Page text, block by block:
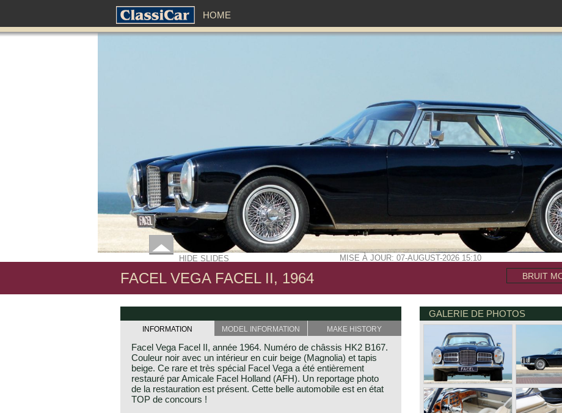
HOME
HIDE SLIDES MISE À JOUR: 07-AUGUST-2026 15:10
FACEL VEGA FACEL II, 1964 BRUIT
INFORMATION MODEL INFORMATION MAKE HISTORY
Facel Vega Facel II, année 1964. Numéro de châssis HK2 B167.
Couleur noir avec un intérieur en cuir beige (Magnolia) et tapis
beige. Ce rare et très spécial Facel Vega a été entièrement
restauré par Amicale Facel Holland (AFH). Un reportage photo
de la restauration est présent. Cette belle automobile est en état
TOP de concours !
GALERIE DE PHOTOS